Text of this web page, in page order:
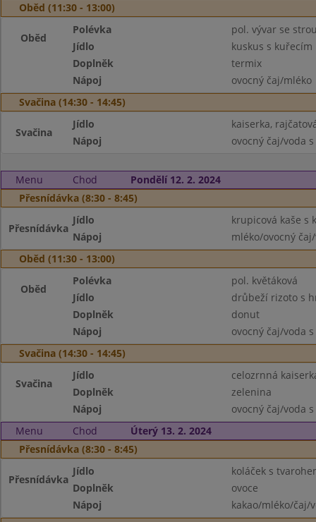
Oběd (11:30 - 13:00)
Oběd
Polévka
pol. vývar se
Jídlo
kuskus s
Doplněk
termix
Nápoj
ovocný čaj/mléko
Svačina (14:30 - 14:45)
Svačina
Jídlo
kaiserka,
Nápoj
ovocný čaj/voda
Menu Chod
Pondělí 12. 2. 2024
Přesnídávka (8:30 - 8:45)
Přesnídávka
Jídlo
krupicová kaše s
Nápoj
mléko/ovocný
Oběd (11:30 - 13:00)
Oběd
Polévka
pol. květáková
Jídlo
drůbeží rizoto s
Doplněk
donut
Nápoj
ovocný čaj/voda
Svačina (14:30 - 14:45)
Svačina
Jídlo
celozrnná
Doplněk
zelenina
Nápoj
ovocný čaj/voda
Menu
Chod
Úterý 13. 2. 2024
Přesnídávka (8:30 - 8:45)
Přesnídávka
Jídlo
koláček s
Doplněk
ovoce
Nápoj
kakao/mléko/čaj/